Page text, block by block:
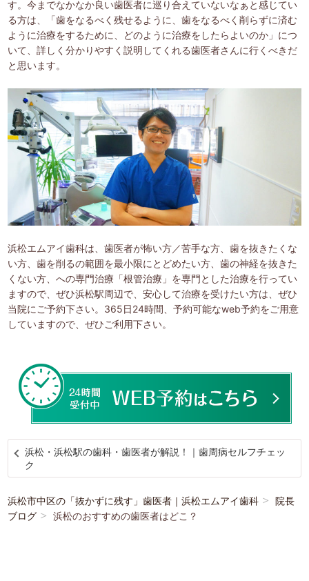
す。今までなかなか良い歯医者に巡り合えていないなぁと感じてい
る方は、「歯をなるべく残せるように、歯をなるべく削らずに済む
ように治療をするために、どのように治療をしたらよいのか」につ
いて、詳しく分かりやすく説明してくれる歯医者さんに行くべきだ
と思います。
浜松エムアイ歯科は、歯医者が怖い方／苦手な方、歯を抜きたくな
い方、歯を削るの範囲を最小限にとどめたい方、歯の神経を抜きた
くない方、への専門治療「根管治療」を専門とした治療を行ってい
ますので、ぜひ浜松駅周辺で、安心して治療を受けたい方は、ぜひ
当院にご予約下さい。365日24時間、予約可能なweb予約をご用意
していますので、ぜひご利用下さい。
浜松・浜松駅の歯科・歯医者が解説！｜歯周病セルフチェッ
ク
浜松市中区の「抜かずに残す」歯医者｜浜松エムアイ歯科
院長
ブログ
浜松のおすすめの歯医者はどこ？